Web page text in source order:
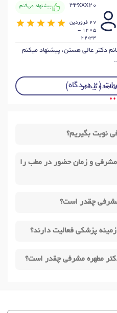
33xxx20 پیشنهاد می‌کنم
27 فروردين
1405 -
22:34
دکتر عالی هستن، پیشنهاد میکنم
بیشتر
• •
نوبت بگیریم؟
و زمان حضور در مطب را
مشرفی چقدر است؟
پزشکی فعالیت دارند؟
مطهره مشرفی چقدر است؟